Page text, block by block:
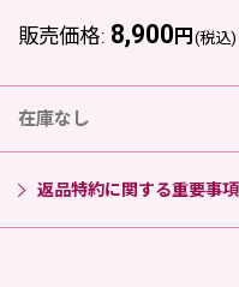
販売価格: 8,900 円 (税込)
在庫なし
返品特約に関する重要事項